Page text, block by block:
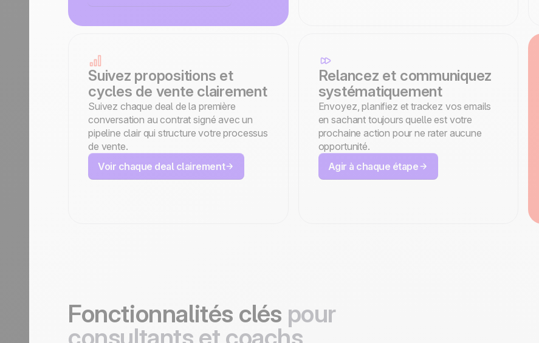
Suivez propositions et
cycles de vente clairement
Suivez chaque deal de la première
conversation au contrat signé avec un
pipeline clair qui structure votre processus
de vente.
Voir chaque deal clairement
Relancez et communiquez
systématiquement
Envoyez, planifiez et trackez vos emails
en sachant toujours quelle est votre
prochaine action pour ne rater aucune
opportunité.
Agir à chaque étape
Fonctionnalités clés pour
consultants et coachs